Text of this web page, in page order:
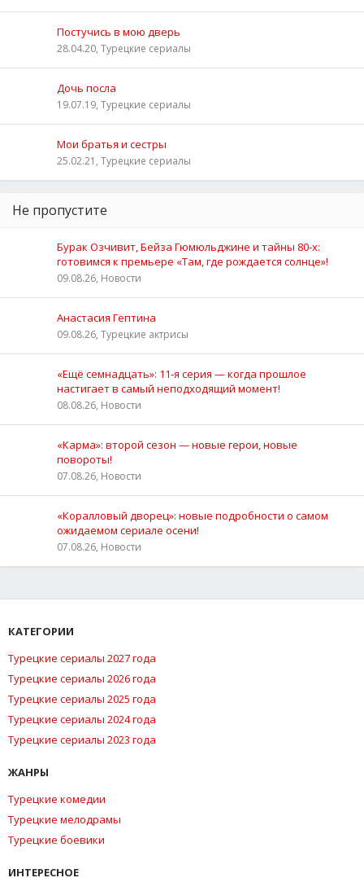
Постучись в мою дверь
28.04.20, Турецкие сериалы
Дочь посла
19.07.19, Турецкие сериалы
Мои братья и сестры
25.02.21, Турецкие сериалы
Не пропустите
Бурак Озчивит, Бейза Гюмюльджине и тайны 80‑х:
готовимся к премьере «Там, где рождается солнце»!
09.08.26, Новости
Анастасия Гептина
09.08.26, Турецкие актрисы
«Ещё семнадцать»: 11‑я серия — когда прошлое
настигает в самый неподходящий момент!
08.08.26, Новости
«Карма»: второй сезон — новые герои, новые
повороты!
07.08.26, Новости
«Коралловый дворец»: новые подробности о самом
ожидаемом сериале осени!
07.08.26, Новости
КАТЕГОРИИ
Турецкие сериалы 2027 года
Турецкие сериалы 2026 года
Турецкие сериалы 2025 года
Турецкие сериалы 2024 года
Турецкие сериалы 2023 года
ЖАНРЫ
Турецкие комедии
Турецкие мелодрамы
Турецкие боевики
ИНТЕРЕСНОЕ